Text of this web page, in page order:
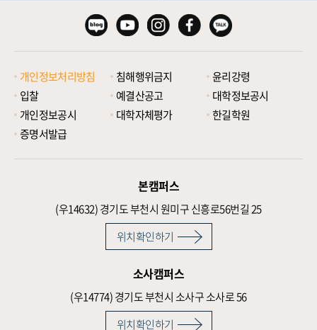
개인정보처리방침 침해행위금지
윤리강령
입찰
예결산공고
대학정보공시
개인정보공시
대학자체평가
한길학원
증명서발급
본캠퍼스
(우14632)경기도 부천시 원미구 신흥로56번길 25
위치확인하기
소사캠퍼스
(우14774)경기도 부천시 소사구 소사로 56
위치확인하기